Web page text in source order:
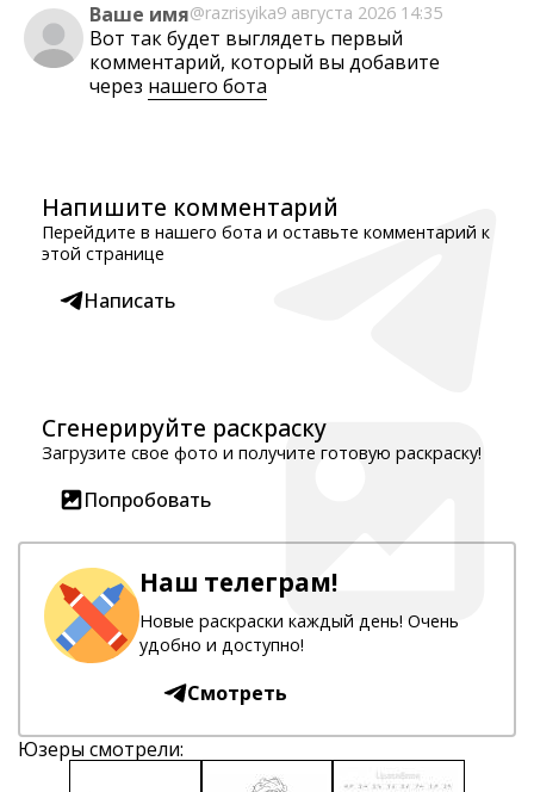
Ваше имя@razrisyika9 августа 2026 14:35
Вот так будет выглядеть первый
комментарий, который вы добавите
через нашего бота
Напишите комментарий
Перейдите в нашего бота и оставьте комментарий к
этой странице
Написать
Сгенерируйте раскраску
Загрузите свое фото и получите готовую раскраску!
Попробовать
Наш телеграм!
Новые раскраски каждый день! Очень
удобно и доступно!
Смотреть
Юзеры смотрели: